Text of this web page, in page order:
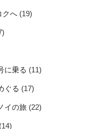
クへ (19)
に乗る (11)
ぐる (17)
イの旅 (22)
(14)